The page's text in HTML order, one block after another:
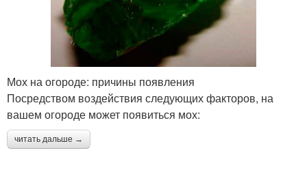
Мох на огороде: причины появления
Посредством воздействия следующих факторов, на
вашем огороде может появиться мох:
читать дальше →